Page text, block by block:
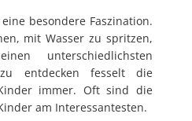
besondere Faszination.
mit Wasser zu spritzen,
unterschiedlichsten
zu entdecken fesselt die
immer. Oft sind die
am Interessantesten.